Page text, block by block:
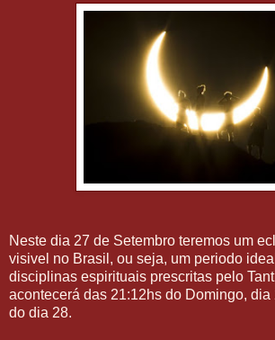
Neste dia 27 de Setembro teremos um
visivel no Brasil, ou seja, um periodo
disciplinas espirituais prescritas pelo
acontecerá das 21:12hs do Domingo, dia
do dia 28.